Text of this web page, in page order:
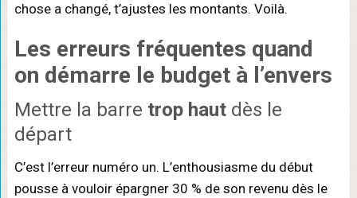
chose a changé, t’ajustes les montants. Voilà.
Les erreurs fréquentes quand
on démarre le budget à l’envers
Mettre la barre trop hautdès le
départ
C’est l’erreur numéro un. L’enthousiasme du début
pousse à vouloir épargner 30 % de son revenu dès le